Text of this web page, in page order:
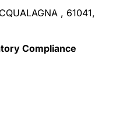
, 61041,
Compliance